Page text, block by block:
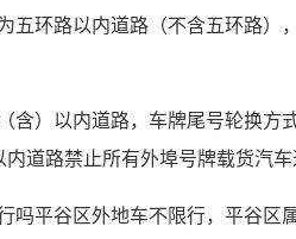
五环路以内道路（不含五环路
含）以内道路，车牌尾号轮换
道路禁止所有外埠号牌载货汽车
吗平谷区外地车不限行，平谷